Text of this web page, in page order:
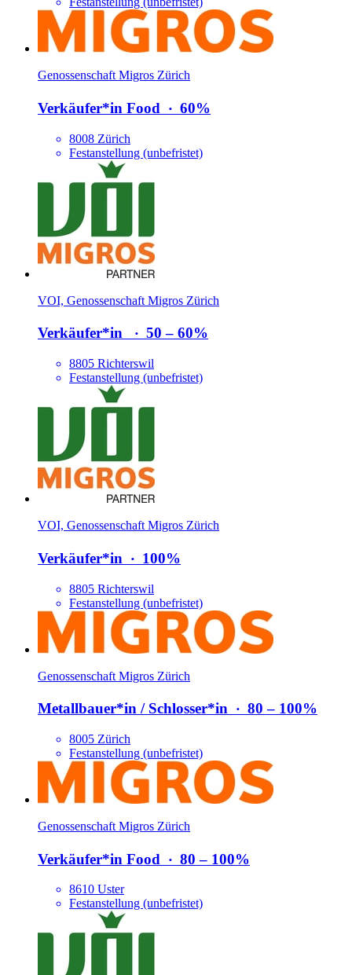
Genossenschaft Migros Zürich
Verkäufer*​in Food ‧ 60%
8008 Zürich
Festanstellung (unbefristet)
VOI, Genossenschaft Migros Zürich
Verkäufer*​in ‧ 50 – 60%
8805 Richterswil
Festanstellung (unbefristet)
VOI, Genossenschaft Migros Zürich
Verkäufer*​in ‧ 100%
8805 Richterswil
Festanstellung (unbefristet)
Genossenschaft Migros Zürich
Metallbauer*​in /​ Schlosser*​in ‧ 80 – 100%
8005 Zürich
Festanstellung (unbefristet)
Genossenschaft Migros Zürich
Verkäufer*​in Food ‧ 80 – 100%
8610 Uster
Festanstellung (unbefristet)